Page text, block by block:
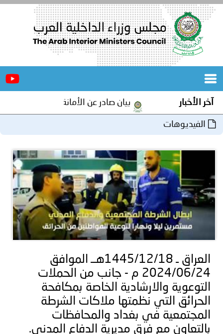
الرئيسية
المجلس
مؤتمرات
و
اجتماعات
جهود
و
إنجازات
برامج
توعوية
الخدمات
الإلكترونية
وفيديو
مجلة
أصداء
الأمانة
إعلانات
من
آخر الأخبار بيان صادر عن الأمانة العامة لمجلس وزراء
الفيديوهات
العراق ـ 1445/12/18هــ الموافق
2024/06/24 م - جانب من الحملات
التوعوية والارشادية الخاصة بمكافحة
الحرائق التي نظمتها ملاكات الشرطة
المجتمعية في بغداد والمحافظات
بالتعاون مع فرق مديرية الدفاع المدني.